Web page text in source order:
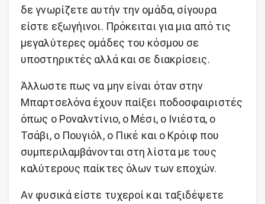
δε γνωρίζετε αυτήν την ομάδα, σίγουρα
είστε εξωγήινοι. Πρόκειται για μια από τις
μεγαλύτερες ομάδες του κόσμου σε
υποστηρικτές αλλά και σε διακρίσεις.
Άλλωστε πως να μην είναι όταν στην
Μπαρτσελόνα έχουν παίξει ποδοσφαιριστές
όπως ο Ροναλντίνιο, ο Μέσι, ο Ινιέστα, ο
Τσάβι, ο Πουγιόλ, ο Πικέ και ο Κρόιφ που
συμπεριλαμβάνονται στη λίστα με τους
καλύτερους παίκτες όλων των εποχών.
Αν φυσικά είστε τυχεροί και ταξιδέψετε